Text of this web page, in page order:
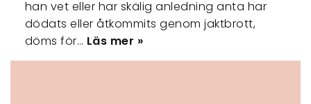
han vet eller har skälig anledning anta har
dödats eller åtkommits genom jaktbrott,
döms för… Läs mer »